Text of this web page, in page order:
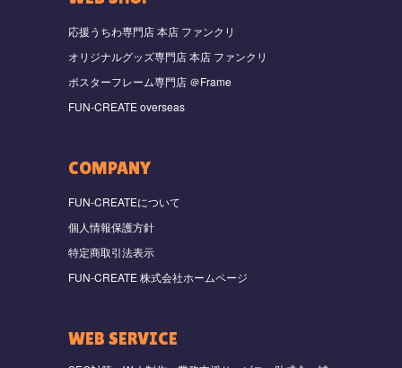
応援うちわ専門店 本店 ファンクリ
オリジナルグッズ専門店 本店 ファンクリ
ポスターフレーム専門店 ＠Frame
FUN-CREATE overseas
COMPANY
FUN-CREATEについて
個人情報保護方針
特定商取引法表示
FUN-CREATE 株式会社ホームページ
WEB SERVICE